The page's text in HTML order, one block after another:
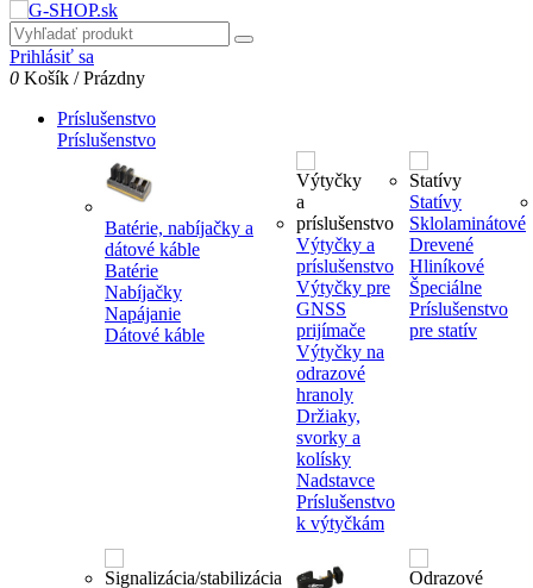
Prihlásiť sa
0 Košík /Prázdny
Príslušenstvo
Príslušenstvo
Batérie, nabíjačky a
dátové káble
Batérie
Nabíjačky
Napájanie
Dátové káble
Výtyčky a
príslušenstvo
Výtyčky pre
GNSS
prijímače
Výtyčky na
odrazové
hranoly
Držiaky,
svorky a
kolísky
Nadstavce
Príslušenstvo
k výtyčkám
Statívy
Sklolaminátové
Drevené
Hliníkové
Špeciálne
Príslušenstvo
pre statív